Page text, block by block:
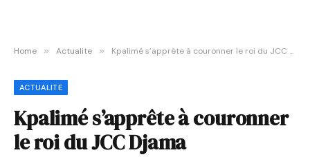
Home » Actualite » Kpalimé s’apprête à couronner le roi du JCC Djama
ACTUALITE
Kpalimé s’apprête à couronner
le roi du JCC Djama